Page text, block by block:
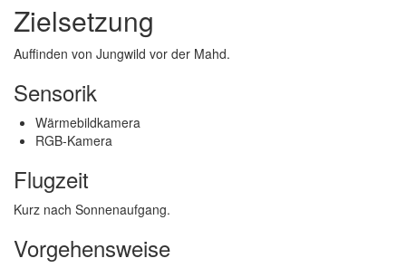
Zielsetzung
Auffinden von Jungwild vor der Mahd.
Sensorik
Wärmebildkamera
RGB-Kamera
Flugzeit
Kurz nach Sonnenaufgang.
Vorgehensweise